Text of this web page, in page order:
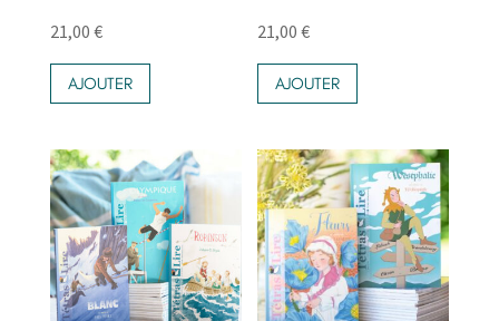
21,00 €
AJOUTER
21,00€
AJOUTER